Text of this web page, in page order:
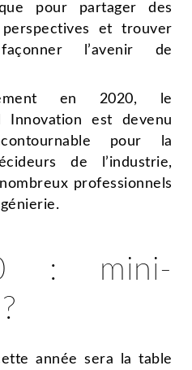
pour partager des
et trouver
l’avenir de
en 2020, le
Innovation est devenu
pour la
de l’industrie,
professionnels
: mini-
année sera la table